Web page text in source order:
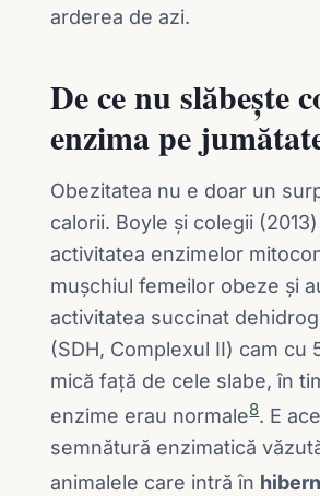
arderea de azi.
De ce nu slăbește
enzima pe
Obezitatea nu e doar un
calorii. Boyle și colegii
activitatea enzimelor
mușchiul femeilor obeze și
activitatea succinat
(SDH, Complexul II) cam cu
mică față de cele slabe, în
enzime erau normale8. E
semnătură enzimatică
animalele care intră în